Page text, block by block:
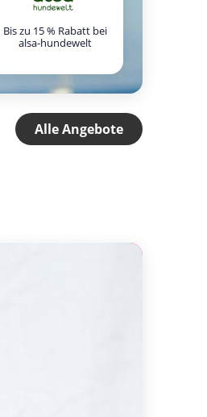
Bis zu 15 % Rabatt bei
alsa-hundewelt
Alle Angebote